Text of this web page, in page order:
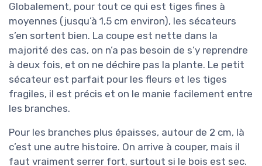
Globalement, pour tout ce qui est tiges fines à
moyennes (jusqu’à 1,5 cm environ), les sécateurs
s’en sortent bien. La coupe est nette dans la
majorité des cas, on n’a pas besoin de s’y reprendre
à deux fois, et on ne déchire pas la plante. Le petit
sécateur est parfait pour les fleurs et les tiges
fragiles, il est précis et on le manie facilement entre
les branches.
Pour les branches plus épaisses, autour de 2 cm, là
c’est une autre histoire. On arrive à couper, mais il
faut vraiment serrer fort, surtout si le bois est sec.